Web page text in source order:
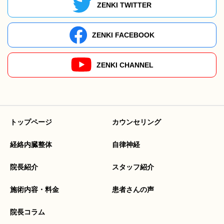
ZENKI TWITTER
ZENKI FACEBOOK
ZENKI CHANNEL
トップページ カウンセリング
経絡内臓整体 自律神経
院長紹介 スタッフ紹介
施術内容・料金 患者さんの声
院長コラム